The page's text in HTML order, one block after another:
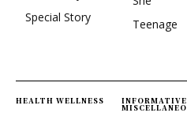
Special Story
Teenage
HEALTH WELLNESS INFORMATIVE